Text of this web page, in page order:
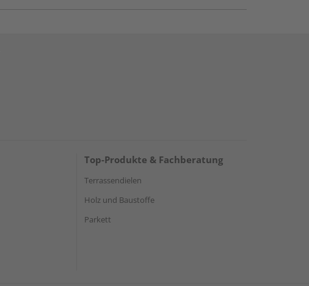
Top-Produkte & Fachberatung
Terrassendielen
Holz und Baustoffe
Parkett